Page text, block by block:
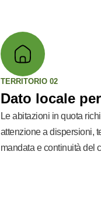
TERRITORIO 02
Dato locale
Le abitazioni in quota
attenzione a dispersioni,
mandata e continuità del